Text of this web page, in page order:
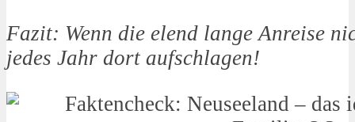
Fazit: Wenn die elend lange Anreise
jedes Jahr dort aufschlagen!